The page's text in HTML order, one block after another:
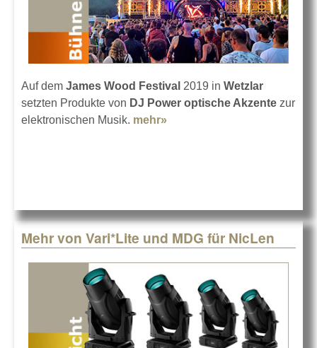
Auf dem James Wood Festival 2019 in Wetzlar
setzten Produkte von DJ Power optische Akzente zur
elektronischen Musik. mehr»
Mehr von Vari*Lite und MDG für NicLen